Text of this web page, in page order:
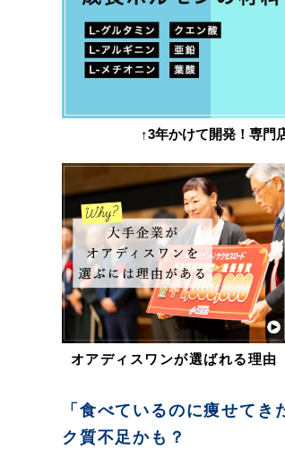
↑3年かけて開発！専門
オアディスワンが選ばれる理由
「食べているのに痩せて
ク質不足かも？